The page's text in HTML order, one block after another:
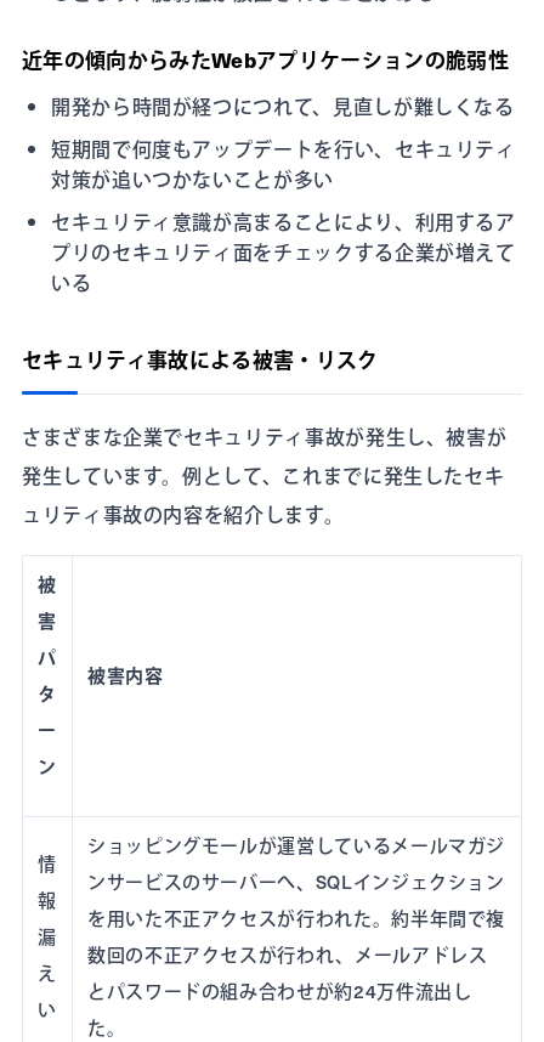
近年の傾向からみたWebアプリケーションの脆弱性
開発から時間が経つにつれて、見直しが難しくなる
短期間で何度もアップデートを行い、セキュリティ
対策が追いつかないことが多い
セキュリティ意識が高まることにより、利用するア
プリのセキュリティ面をチェックする企業が増えて
いる
セキュリティ事故による被害・リスク
さまざまな企業でセキュリティ事故が発生し、被害が
発生しています。例として、これまでに発生したセキ
ュリティ事故の内容を紹介します。
被
害
パ
タ
ー
ン
被害内容
情
報
漏
え
い
ショッピングモールが運営しているメールマガジ
ンサービスのサーバーへ、SQLインジェクション
を用いた不正アクセスが行われた。約半年間で複
数回の不正アクセスが行われ、メールアドレス
とパスワードの組み合わせが約24万件流出し
た。